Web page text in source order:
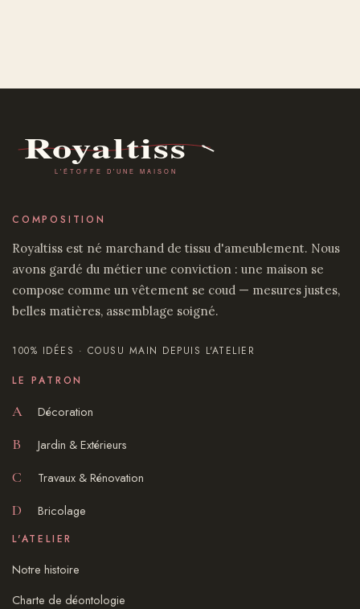
COMPOSITION
Royaltiss est né marchand de tissu d'ameublement. Nous
avons gardé du métier une conviction : une maison se
compose comme un vêtement se coud — mesures justes,
belles matières, assemblage soigné.
100% IDÉES · COUSU MAIN DEPUIS L'ATELIER
LE PATRON
A Décoration
B Jardin & Extérieurs
C Travaux & Rénovation
D Bricolage
L'ATELIER
Notre histoire
Charte de déontologie